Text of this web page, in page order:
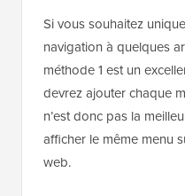
Si vous souhaitez
navigation à quelques
méthode 1 est un
devrez ajouter chaque
n’est donc pas la
afficher le même menu
web.